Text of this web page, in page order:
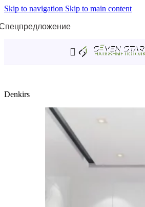
Skip to navigation Skip to main content
Светильники
Denkirs